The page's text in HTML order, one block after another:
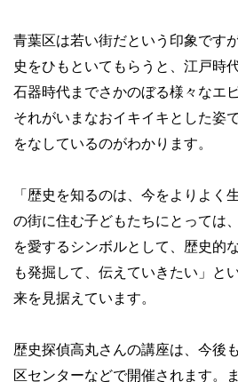
青葉区は若い街だという印象です
史をひもといてもらうと、江戸時
石器時代までさかのぼる様々なエ
それがいまなおイキイキとした姿
をなしているのがわかります。
「歴史を知るのは、今をよりよく
の街に住む子どもたちにとっては
を愛するシンボルとして、歴史的
も発掘して、伝えていきたい」と
来を見据えています。
歴史探偵高丸さんの講座は、今後も
区センターなどで開催されます。